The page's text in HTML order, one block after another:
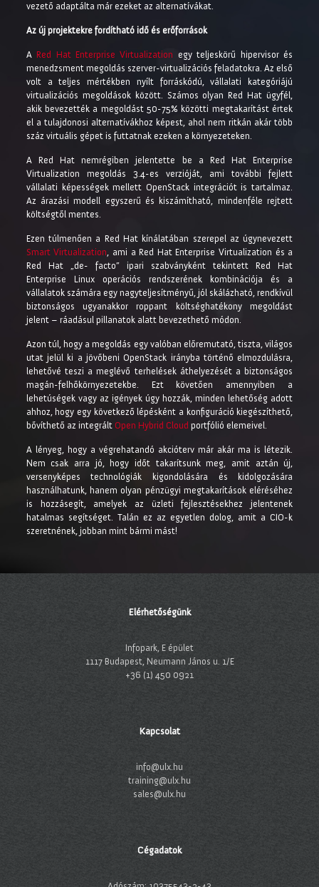
vezető adaptálta már ezeket az alternatívákat.
Az új projektekre fordítható idő és erőforrások
A Red Hat Enterprise Virtualization egy teljeskörű hipervisor és
menedzsment megoldás szerver-virtualizációs feladatokra. Az első
volt a teljes mértékben nyílt forráskódú, vállalati kategóriájú
virtualizációs megoldások között. Számos olyan Red Hat ügyfél,
akik bevezették a megoldást 50-75% közötti megtakarítást értek
el a tulajdonosi alternatívákhoz képest, ahol nem ritkán akár több
száz virtuális gépet is futtatnak ezeken a környezeteken.
A Red Hat nemrégiben jelentette be a Red Hat Enterprise
Virtualization megoldás 3.4-es verzióját, ami további fejlett
vállalati képességek mellett OpenStack integrációt is tartalmaz.
Az árazási modell egyszerű és kiszámítható, mindenféle rejtett
költségtől mentes.
Ezen túlmenően a Red Hat kínálatában szerepel az úgynevezett
Smart Virtualization, ami a Red Hat Enterprise Virtualization és a
Red Hat „de- facto” ipari szabványként tekintett Red Hat
Enterprise Linux operációs rendszerének kombinációja és a
vállalatok számára egy nagyteljesítményű, jól skálázható, rendkívül
biztonságos ugyanakkor roppant költséghatékony megoldást
jelent – ráadásul pillanatok alatt bevezethető módon.
Azon túl, hogy a megoldás egy valóban előremutató, tiszta, világos
utat jelül ki a jövőbeni OpenStack irányba történő elmozdulásra,
lehetővé teszi a meglévő terhelések áthelyezését a biztonságos
magán-felhőkörnyezetekbe. Ezt követően amennyiben a
lehetúségek vagy az igények úgy hozzák, minden lehetőség adott
ahhoz, hogy egy következő lépésként a konfiguráció kiegészíthető,
bővíthető az integrált Open Hybrid Cloudportfólió elemeivel.
A lényeg, hogy a végrehatandó akcióterv már akár ma is létezik.
Nem csak arra jó, hogy időt takarítsunk meg, amit aztán új,
versenyképes technológiák kigondolására és kidolgozására
használhatunk, hanem olyan pénzügyi megtakarítások eléréséhez
is hozzásegít, amelyek az üzleti fejlesztésekhez jelentenek
hatalmas segítséget. Talán ez az egyetlen dolog, amit a CIO-k
szeretnének, jobban mint bármi mást!
Elérhetőségünk
Infopark, E épület
1117 Budapest, Neumann János u. 1/E
+36 (1) 450 0921
Kapcsolat
info@ulx.hu
training@ulx.hu
sales@ulx.hu
Cégadatok